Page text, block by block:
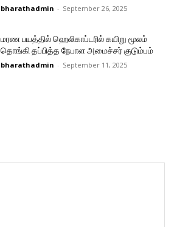
bharathadmin - September 26, 2025
மரண பயத்தில் ஹெலிகாப்டரில் கயிறு மூலம்
தொங்கி தப்பித்த நேபாள அமைச்சர் குடும்பம்
bharathadmin - September 11, 2025